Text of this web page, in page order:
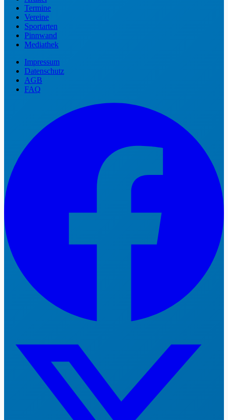
Termine
Vereine
Sportarten
Pinnwand
Mediathek
Impressum
Datenschutz
AGB
FAQ